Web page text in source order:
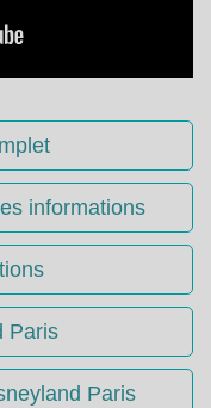
informations
Paris
Paris